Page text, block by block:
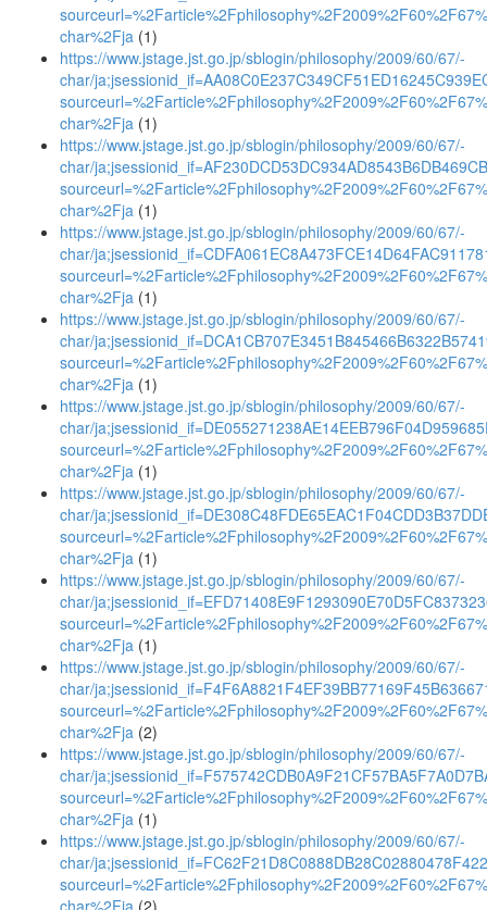
char%2Fja (1)
https://www.jstage.jst.go.jp/sblogin/philosophy/2009/60/67/-
char/
char%2Fja (1)
https://www.jstage.jst.go.jp/sblogin/philosophy/2009/60/67/-
char/
char%2Fja (1)
https://www.jstage.jst.go.jp/sblogin/philosophy/2009/60/67/-
char/
char%2Fja (1)
https://www.jstage.jst.go.jp/sblogin/philosophy/2009/60/67/-
char/
char%2Fja (1)
https://www.jstage.jst.go.jp/sblogin/philosophy/2009/60/67/-
char/
char%2Fja (1)
https://www.jstage.jst.go.jp/sblogin/philosophy/2009/60/67/-
char/
char%2Fja (1)
https://www.jstage.jst.go.jp/sblogin/philosophy/2009/60/67/-
char/
char%2Fja (1)
https://www.jstage.jst.go.jp/sblogin/philosophy/2009/60/67/-
char/
char%2Fja (2)
https://www.jstage.jst.go.jp/sblogin/philosophy/2009/60/67/-
char/
char%2Fja (1)
https://www.jstage.jst.go.jp/sblogin/philosophy/2009/60/67/-
char/
char%2Fja (2)